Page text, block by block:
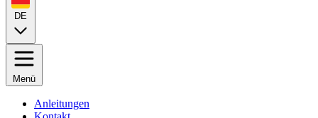
DE
Menü
Anleitungen